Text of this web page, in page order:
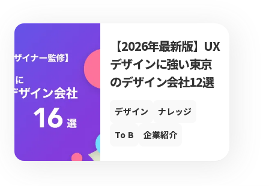
【2026年最新版】UX
デザインに強い東京
のデザイン会社12選
デザイン
ナレッジ
To B
企業紹介